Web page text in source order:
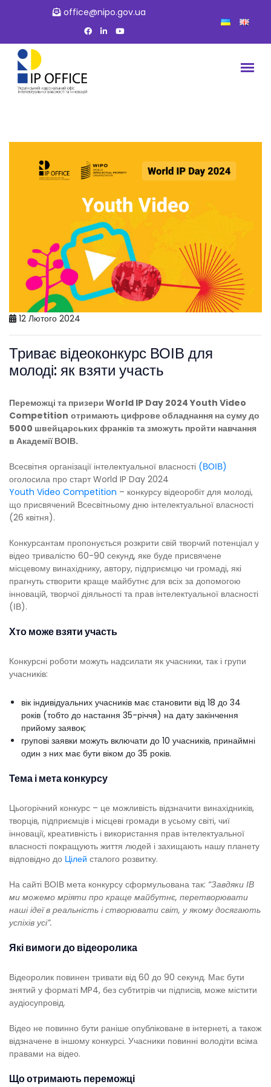
office@nipo.gov.ua
12 Лютого 2024
Триває відеоконкурс ВОІВ для
молоді: як взяти участь
Переможці та призери World IP Day 2024 Youth Video
Competition отримають цифрове обладнання на суму до
5000 швейцарських франків та зможуть пройти навчання
в Академії ВОІВ.
Всесвітня організації інтелектуальної власності (ВОІВ)
оголосила про старт World IP Day 2024
Youth Video Competition – конкурсу відеоробіт для молоді,
що присвячений Всесвітньому дню інтелектуальної власності
(26 квітня).
Конкурсантам пропонується розкрити свій творчий потенціал у
відео тривалістю 60-90 секунд, яке буде присвячене
місцевому винахіднику, автору, підприємцю чи громаді, які
прагнуть створити краще майбутнє для всіх за допомогою
інновацій, творчої діяльності та прав інтелектуальної власності
(ІВ).
Хто може взяти участь
Конкурсні роботи можуть надсилати як учасники, так і групи
учасників:
вік індивідуальних учасників має становити від 18 до 34
років (тобто до настання 35-річчя) на дату закінчення
прийому заявок;
групові заявки можуть включати до 10 учасників, принаймні
один з них має бути віком до 35 років.
Тема і мета конкурсу
Цьогорічний конкурс – це можливість відзначити винахідників,
творців, підприємців і місцеві громади в усьому світі, чиї
інновації, креативність і використання прав інтелектуальної
власності покращують життя людей і захищають нашу планету
відповідно до Цілей сталого розвитку.
На сайті ВОІВ мета конкурсу сформульована так: “Завдяки ІВ
ми можемо мріяти про краще майбутнє, перетворювати
наші ідеї в реальність і створювати світ, у якому досягають
успіхів усі”.
Які вимоги до відеоролика
Відеоролик повинен тривати від 60 до 90 секунд. Має бути
знятий у форматі MP4, без субтитрів чи підписів, може містити
аудіосупровід.
Відео не повинно бути раніше опубліковане в інтернеті, а також
відзначене в іншому конкурсі. Учасники повинні володіти всіма
правами на відео.
Що отримають переможці